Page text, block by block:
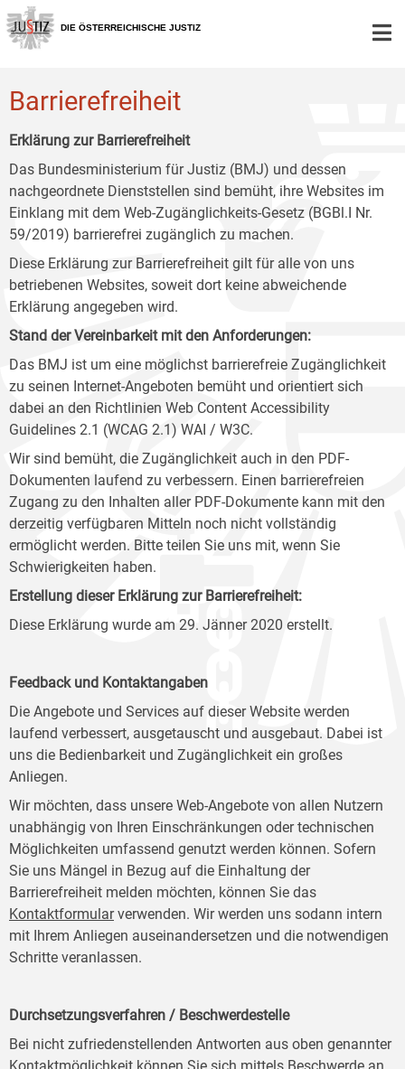
Zur
Hauptnavigation
[1]
Zum
Inhalt
[2]
Zum
Untermenü
[3]
DIE ÖSTERREICHISCHE JUSTIZ
Barrierefreiheit
Erklärung zur Barrierefreiheit
Das Bundesministerium für Justiz (BMJ) und dessen
nachgeordnete Dienststellen sind bemüht, ihre Websites im
Einklang mit dem Web-Zugänglichkeits-Gesetz (BGBl.I Nr.
59/2019) barrierefrei zugänglich zu machen.
Diese Erklärung zur Barrierefreiheit gilt für alle von uns
betriebenen Websites, soweit dort keine abweichende
Erklärung angegeben wird.
Stand der Vereinbarkeit mit den Anforderungen:
Das BMJ ist um eine möglichst barrierefreie Zugänglichkeit
zu seinen Internet-Angeboten bemüht und orientiert sich
dabei an den Richtlinien Web Content Accessibility
Guidelines 2.1 (WCAG 2.1) WAI / W3C.
Wir sind bemüht, die Zugänglichkeit auch in den PDF-
Dokumenten laufend zu verbessern. Einen barrierefreien
Zugang zu den Inhalten aller PDF-Dokumente kann mit den
derzeitig verfügbaren Mitteln noch nicht vollständig
ermöglicht werden. Bitte teilen Sie uns mit, wenn Sie
Schwierigkeiten haben.
Erstellung dieser Erklärung zur Barrierefreiheit:
Diese Erklärung wurde am 29. Jänner 2020 erstellt.
Feedback und Kontaktangaben
Die Angebote und Services auf dieser Website werden
laufend verbessert, ausgetauscht und ausgebaut. Dabei ist
uns die Bedienbarkeit und Zugänglichkeit ein großes
Anliegen.
Wir möchten, dass unsere Web-Angebote von allen Nutzern
unabhängig von Ihren Einschränkungen oder technischen
Möglichkeiten umfassend genutzt werden können. Sofern
Sie uns Mängel in Bezug auf die Einhaltung der
Barrierefreiheit melden möchten, können Sie das
Kontaktformularverwenden. Wir werden uns sodann intern
mit Ihrem Anliegen auseinandersetzen und die notwendigen
Schritte veranlassen.
Durchsetzungsverfahren / Beschwerdestelle
Bei nicht zufriedenstellenden Antworten aus oben genannter